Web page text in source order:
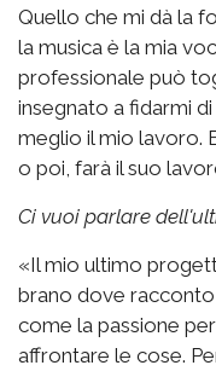
Quello che mi dà la
la musica è la mia
professionale può
insegnato a fidarmi
meglio il mio lavoro.
o poi, farà il suo
Ci vuoi parlare
«Il mio ultimo
brano dove racconto
come la passione
affrontare le cose.